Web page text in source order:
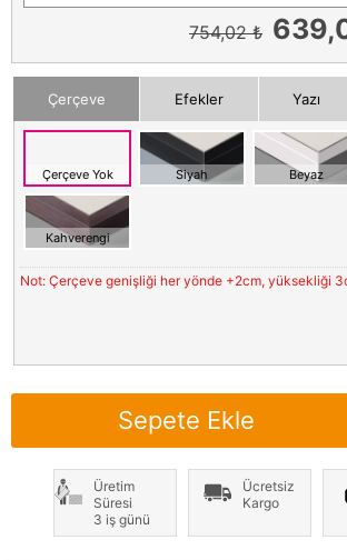
754,02 ₺
Çerçeve Efekler Yazı
Çerçeve Yok Siyah Beyaz
Kahverengi
Not: Çerçeve genişliği her yönde +2cm, yüksekliği
Sepete Ekle
Üretim
Süresi
3 iş günü
Ücretsiz
Kargo